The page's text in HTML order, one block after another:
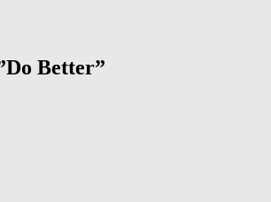
Better”